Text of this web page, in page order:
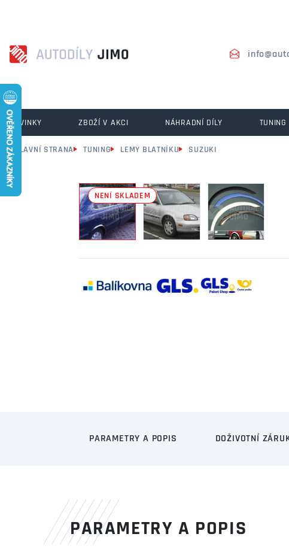
NOVINKY ZBOŽÍ V AKCI NÁHRADNÍ DÍLY TUNING
HLAVNÍ STRANA TUNING LEMY BLATNÍKU SUZUKI
NENÍ SKLADEM
PARAMETRY A POPIS DOŽIVOTNÍ
PARAMETRY A POPIS